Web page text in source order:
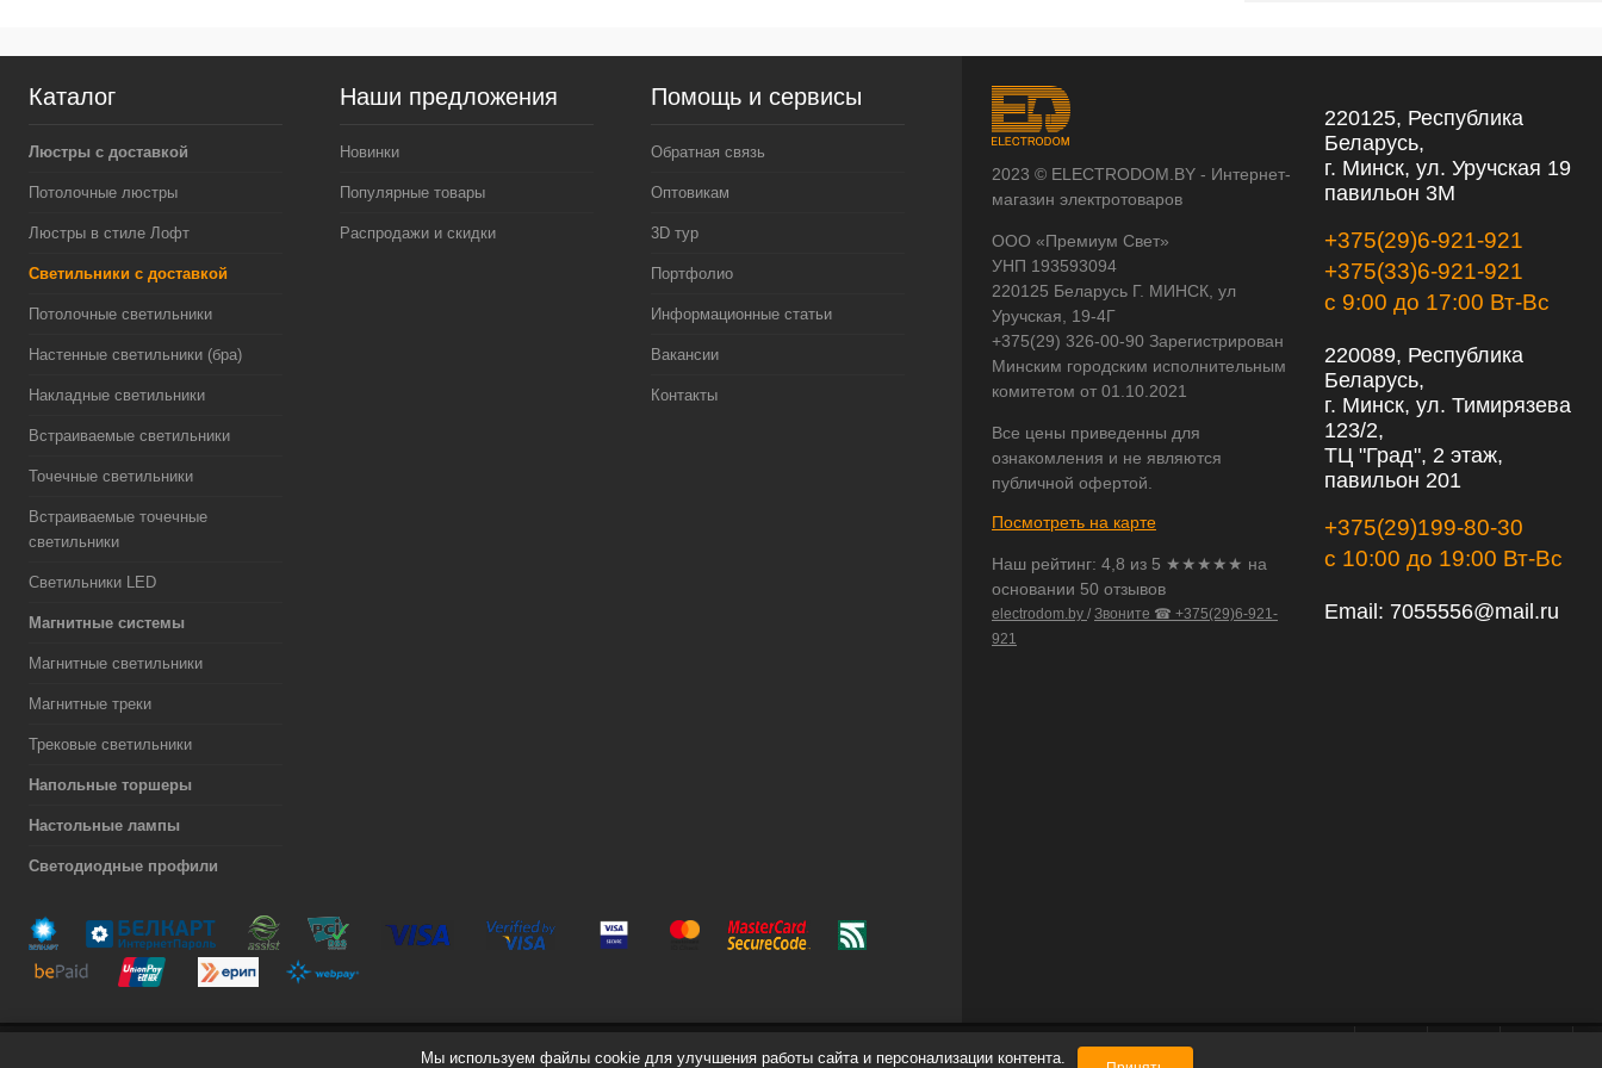
Каталог
Люстры с доставкой
Потолочные люстры
Люстры в стиле Лофт
Светильники с доставкой
Потолочные светильники
Настенные светильники (бра)
Накладные светильники
Встраиваемые светильники
Точечные светильники
Встраиваемые точечные
светильники
Светильники LED
Магнитные системы
Магнитные светильники
Магнитные треки
Трековые светильники
Напольные торшеры
Настольные лампы
Светодиодные профили
Наши предложения
Новинки
Популярные товары
Распродажи и скидки
Помощь и сервисы
Обратная связь
Оптовикам
3D тур
Портфолио
Информационные статьи
Вакансии
Контакты
2023 © ELECTRODOM.BY - Интернет-
магазин электротоваров
ООО «Премиум Свет»
УНП 193593094
220125 Беларусь Г. МИНСК, ул
Уручская, 19-4Г
+375(29) 326-00-90 Зарегистрирован
Минским городским исполнительным
комитетом от 01.10.2021
Все цены приведенны для
ознакомления и не являются
публичной офертой.
Посмотреть на карте
Наш рейтинг: 4,8 из 5 ★★★★★ на
основании 50 отзывов
electrodom.by / Звоните ☎ +375(29)6-921-
921
220125, Республика
Беларусь,
г. Минск, ул. Уручская 19
павильон 3М
+375(29)6-921-921
+375(33)6-921-921
с 9:00 до 17:00 Вт-Вс
220089, Республика
Беларусь,
г. Минск, ул. Тимирязева
123/2,
ТЦ "Град", 2 этаж,
павильон 201
+375(29)199-80-30
с 10:00 до 19:00 Вт-Вс
Email: 7055556@mail.ru
Мы используем файлы cookie для улучшения работы сайта и персонализации контента.